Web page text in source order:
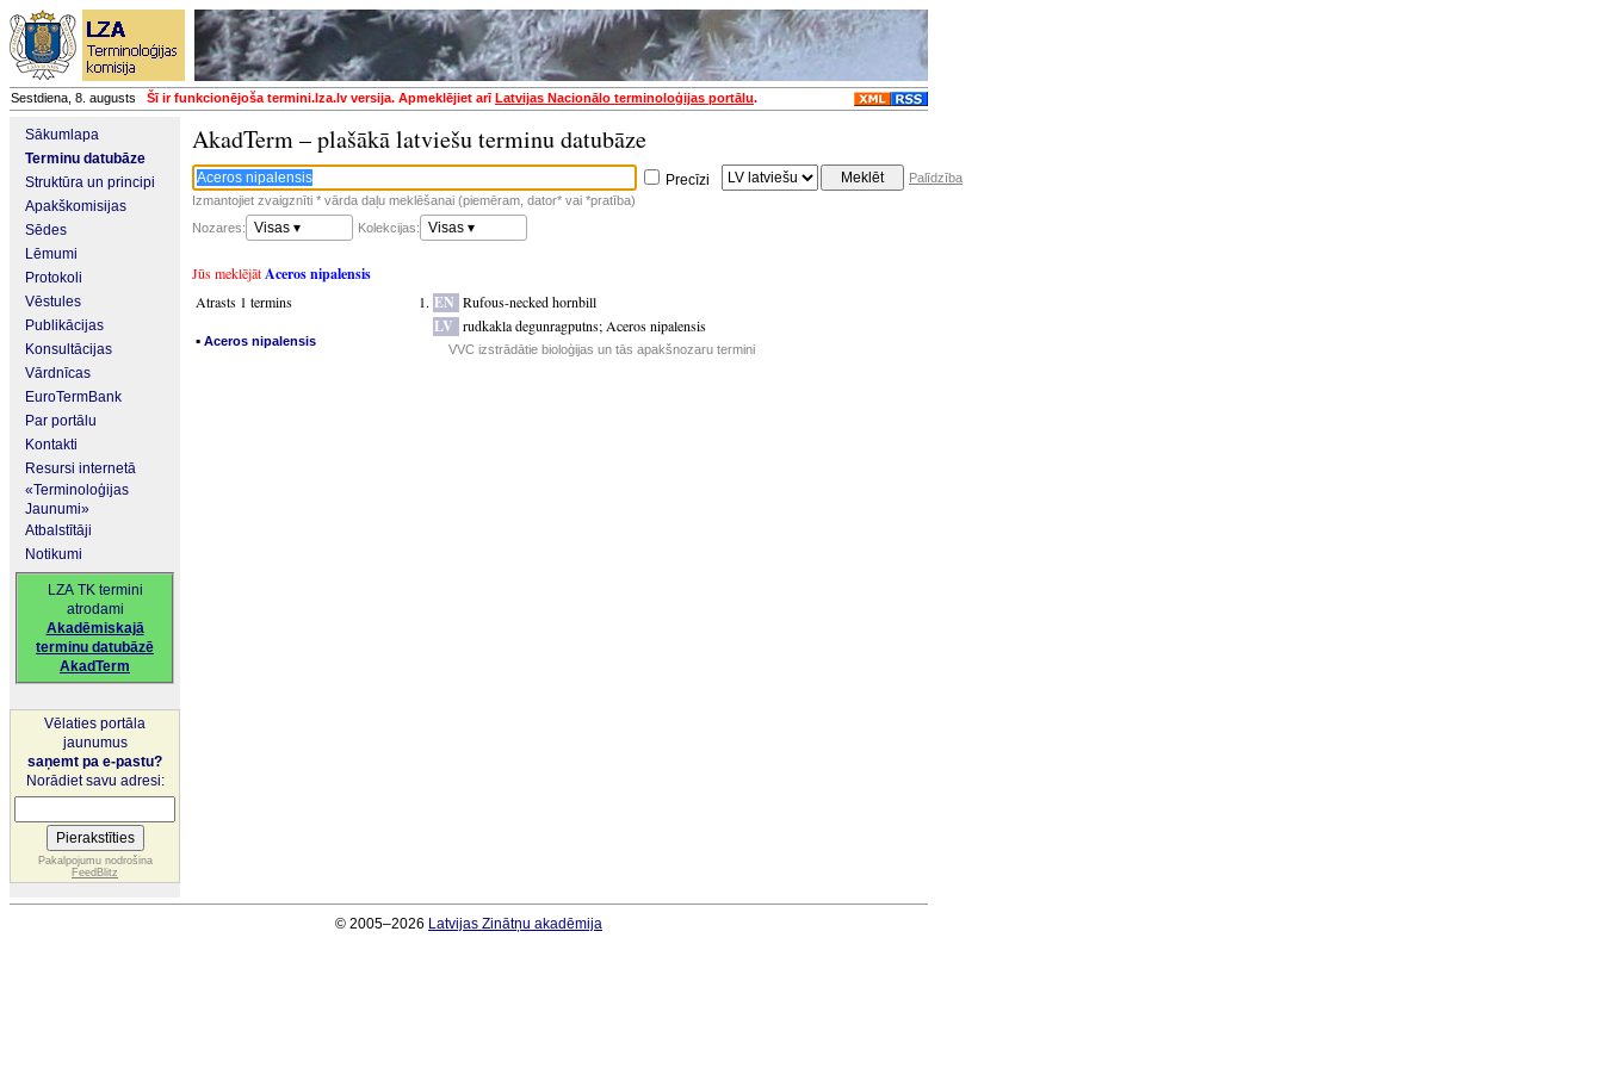
Sestdiena, 8. augusts Šī ir funkcionējoša termini.lza.lv versija. Apmeklējiet arīLatvijas Nacionālo terminoloģijas portālu.
Sākumlapa
Terminu datubāze
Struktūra un principi
Apakškomisijas
Sēdes
Lēmumi
Protokoli
Vēstules
Publikācijas
Konsultācijas
Vārdnīcas
EuroTermBank
Par portālu
Kontakti
Resursi internetā
«Terminoloģijas
Jaunumi»
Atbalstītāji
Notikumi
LZA TK termini
atrodami
Akadēmiskajā
terminu datubāzē
AkadTerm
Vēlaties portāla
jaunumus
saņemt pa e-pastu?
Norādiet savu adresi:
Pakalpojumu nodrošina
FeedBlitz
AkadTerm – plašākā latviešu terminu datubāze
Precīzi
Palīdzība
Izmantojiet zvaigznīti * vārda daļu meklēšanai (piemēram, dator* vai *pratība)
Nozares:
Visas ▾ Kolekcijas: Visas ▾
Jūs meklējātAceros nipalensis
Atrasts 1 termins
▪ Aceros nipalensis
EN Rufous-necked hornbill
LV rudkakla degunragputns; Aceros nipalensis
VVC izstrādātie bioloģijas un tās apakšnozaru termini
© 2005–2026 Latvijas Zinātņu akadēmija